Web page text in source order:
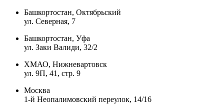
Башкортостан, Октябрьский
ул. Северная, 7
Башкортостан, Уфа
ул. Заки Валиди, 32/2
ХМАО, Нижневартовск
ул. 9П, 41, стр. 9
Москва
1-й Неопалимовский переулок, 14/16